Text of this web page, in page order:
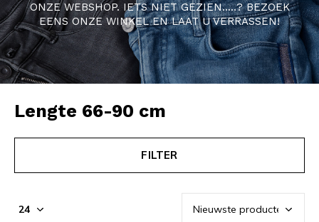
ONZE WEBSHOP. IETS NIET GEZIEN.....? BEZOEK
EENS ONZE WINKEL EN LAAT U VERRASSEN!
Lengte 66-90 cm
FILTER